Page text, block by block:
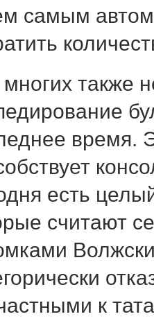
самым
также
время.
есть
считают
к